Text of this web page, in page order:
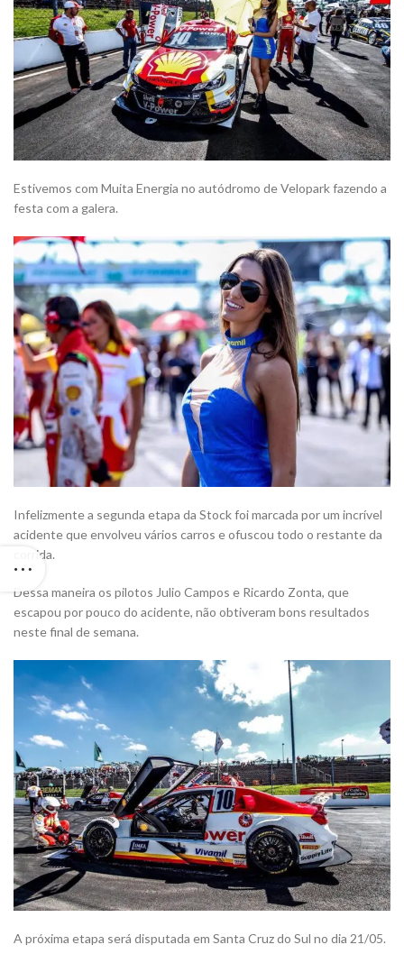
Estivemos com Muita Energia no autódromo de Velopark fazendo a
festa com a galera.
Infelizmente a segunda etapa da Stock foi marcada por um incrível
acidente que envolveu vários carros e ofuscou todo o restante da
corrida.
Dessa maneira os pilotos Julio Campos e Ricardo Zonta, que
escapou por pouco do acidente, não obtiveram bons resultados
neste final de semana.
A próxima etapa será disputada em Santa Cruz do Sul no dia 21/05.